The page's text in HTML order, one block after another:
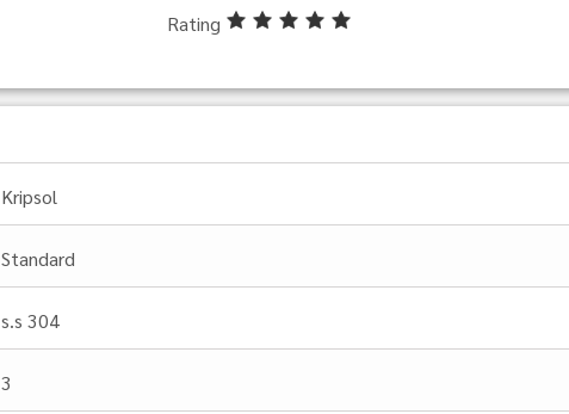
Rating
Kripsol
Standard
s.s 304
3